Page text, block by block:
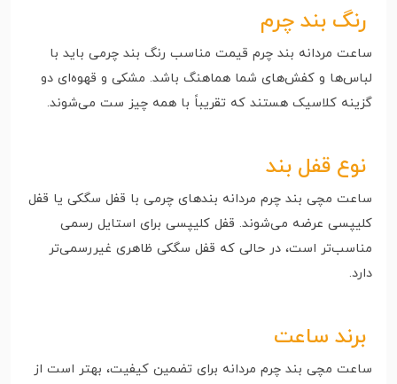
رنگ بند چرم
ساعت مردانه بند چرم قیمت مناسب رنگ بند چرمی باید با
لباس‌ها و کفش‌های شما هماهنگ باشد. مشکی و قهوه‌ای دو
گزینه کلاسیک هستند که تقریباً با همه چیز ست می‌شوند.
نوع قفل بند
ساعت مچی بند چرم مردانه بندهای چرمی با قفل سگکی یا قفل
کلیپسی عرضه می‌شوند. قفل کلیپسی برای استایل رسمی
مناسب‌تر است، در حالی که قفل سگکی ظاهری غیررسمی‌تر
دارد.
برند ساعت
ساعت مچی بند چرم مردانه برای تضمین کیفیت، بهتر است از